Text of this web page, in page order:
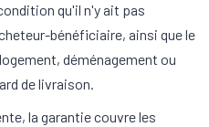
qu'il n'y ait pas
bénéficiaire, ainsi que le
déménagement ou
de livraison.
la garantie couvre les